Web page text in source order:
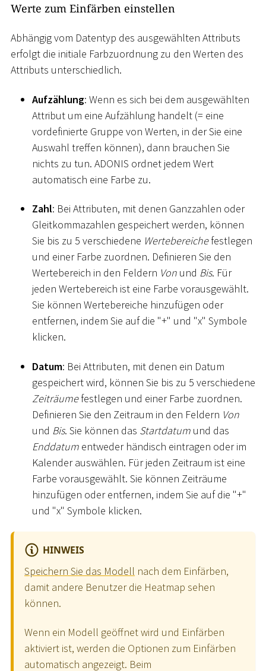
Werte zum Einfärben einstellen
Abhängig vom Datentyp des ausgewählten Attributs
erfolgt die initiale Farbzuordnung zu den Werten des
Attributs unterschiedlich.
Aufzählung: Wenn es sich bei dem ausgewählten
Attribut um eine Aufzählung handelt (= eine
vordefinierte Gruppe von Werten, in der Sie eine
Auswahl treffen können), dann brauchen Sie
nichts zu tun. ADONIS ordnet jedem Wert
automatisch eine Farbe zu.
Zahl: Bei Attributen, mit denen Ganzzahlen oder
Gleitkommazahlen gespeichert werden, können
Sie bis zu 5 verschiedene Wertebereichefestlegen
und einer Farbe zuordnen. Definieren Sie den
Wertebereich in den Feldern Von und Bis. Für
jeden Wertebereich ist eine Farbe vorausgewählt.
Sie können Wertebereiche hinzufügen oder
entfernen, indem Sie auf die "+" und "x" Symbole
klicken.
Datum: Bei Attributen, mit denen ein Datum
gespeichert wird, können Sie bis zu 5 verschiedene
Zeiträumefestlegen und einer Farbe zuordnen.
Definieren Sie den Zeitraum in den Feldern Von
und Bis. Sie können das Startdatum und das
Enddatum entweder händisch eintragen oder im
Kalender auswählen. Für jeden Zeitraum ist eine
Farbe vorausgewählt. Sie können Zeiträume
hinzufügen oder entfernen, indem Sie auf die "+"
und "x" Symbole klicken.
HINWEIS
Speichern Sie das Modell nach dem Einfärben,
damit andere Benutzer die Heatmap sehen
können.
Wenn ein Modell geöffnet wird und Einfärben
aktiviert ist, werden die Optionen zum Einfärben
automatisch angezeigt. Beim